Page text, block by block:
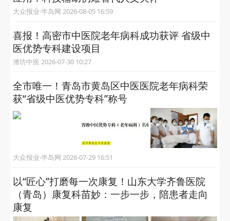
大众报业·半岛网 2026-08-05 16:59
喜报！高密市中医院老年病科成功获评 省级中
医优势专科建设项目
潍坊中医 2026-07-30 10:27
全市唯一！青岛市黄岛区中医医院老年病科荣
获“省级中医优势专科”称号
大众报业·半岛网 2026-07-29 16:51
以“匠心”打磨每一次康复！山东大学齐鲁医院
（青岛）康复科苗妙：一步一步，陪患者走向
康复